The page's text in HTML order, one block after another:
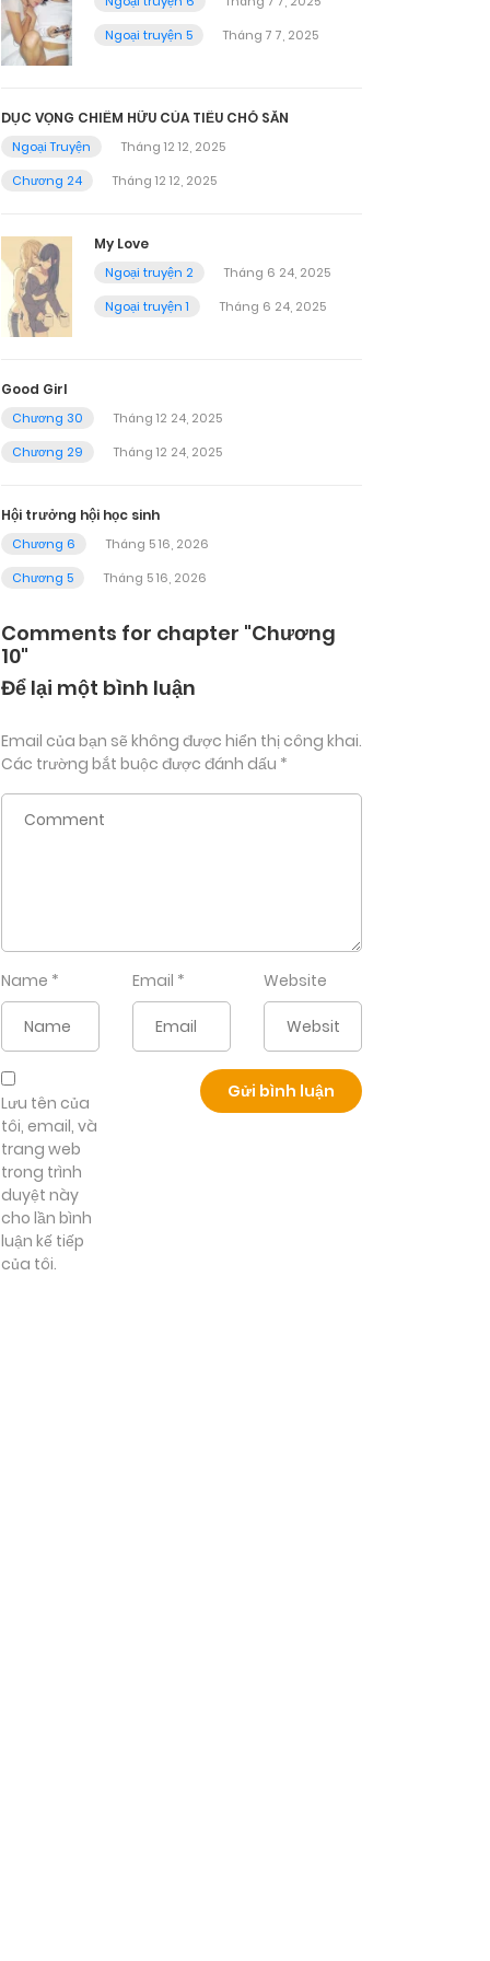
Ngoại truyện 5
Tháng 7 7, 2025
DỤC VỌNG CHIẾM HỮU CỦA TIỂU CHÓ SĂN
Ngoại Truyện
Tháng 12 12, 2025
Chương 24
Tháng 12 12, 2025
My Love
Ngoại truyện 2
Tháng 6 24, 2025
Ngoại truyện 1
Tháng 6 24, 2025
Good Girl
Chương 30
Tháng 12 24, 2025
Chương 29
Tháng 12 24, 2025
Hội trưởng hội học sinh
Chương 6
Tháng 5 16, 2026
Chương 5
Tháng 5 16, 2026
Comments for chapter "Chương
10"
Để lại một bình luận
Email của bạn sẽ không được hiển thị công khai.
Các trường bắt buộc được đánh dấu *
Name * Email * Website
Lưu tên của
tôi, email, và
trang web
trong trình
duyệt này
cho lần bình
luận kế tiếp
của tôi.